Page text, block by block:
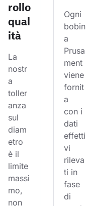
rollo
qual
ità
La
nostr
a
toller
anza
sul
diam
etro
è il
limite
massi
mo,
non
Ogni
bobin
a
Prusa
ment
viene
fornit
a
con i
dati
effetti
vi
rileva
ti in
fase
di